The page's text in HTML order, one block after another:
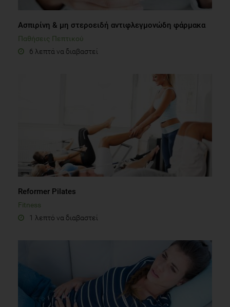
Ασπιρίνη & μη στεροειδή αντιφλεγμονώδη φάρμακα
Παθήσεις Πεπτικού
6 λεπτά να διαβαστεί
Reformer Pilates
Fitness
1 λεπτό να διαβαστεί